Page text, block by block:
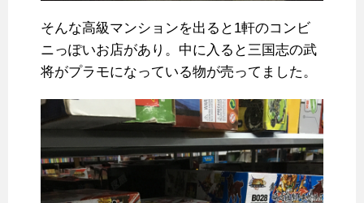
そんな高級マンションを出ると1軒のコンビ
ニっぽいお店があり。中に入ると三国志の武
将がプラモになっている物が売ってました。